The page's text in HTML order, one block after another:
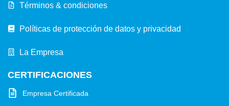
Términos & condiciones
Políticas de protección de datos y privacidad
La Empresa
CERTIFICACIONES
Empresa Certificada